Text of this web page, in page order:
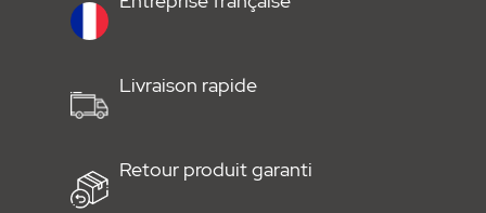
Livraison rapide
Retour produit garanti